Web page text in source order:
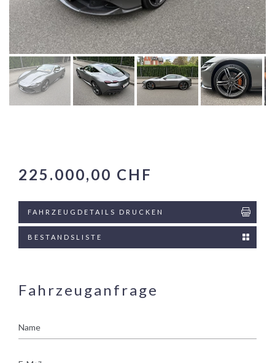
225.000,00 CHF
FAHRZEUGDETAILS DRUCKEN
BESTANDSLISTE
Fahrzeuganfrage